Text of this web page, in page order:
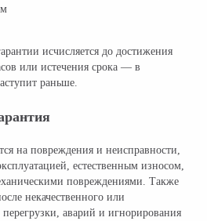
исчисляется до достижения
или истечения срока — в
раньше.
на повреждения и неисправности,
естественным износом,
повреждениями. Также
некачественного или
перегрузки, аварий и игнорирования